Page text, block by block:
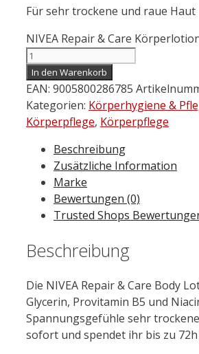
Für sehr trockene und raue Haut
NIVEA Repair & Care
In den Warenkorb
EAN: 9005800286785
Kategorien: Körperhygiene &
Körperpflege, Körperpflege
Beschreibung
Zusätzliche Information
Marke
Bewertungen (0)
Trusted Shops
Beschreibung
Die NIVEA Repair&Care Body
Glycerin, Provitamin B5 und
Spannungsgefühle sehr trock
sofort und spendet ihr bis zu